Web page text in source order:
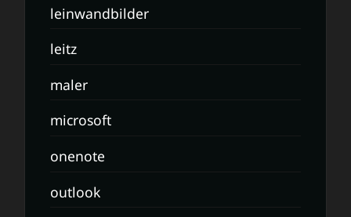
leinwandbilder
leitz
maler
microsoft
onenote
outlook